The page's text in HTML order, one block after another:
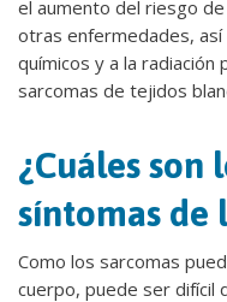
el aumento del riesgo
otras enfermedades,
químicos y a la radiación
sarcomas de tejidos
¿Cuáles son
síntomas de
Como los sarcomas
cuerpo, puede ser difícil